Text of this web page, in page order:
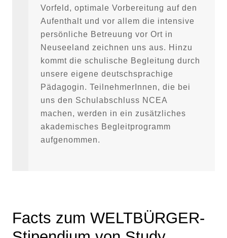
Vorfeld, optimale Vorbereitung auf den
Aufenthalt und vor allem die intensive
persönliche Betreuung vor Ort in
Neuseeland zeichnen uns aus. Hinzu
kommt die schulische Begleitung durch
unsere eigene deutschsprachige
Pädagogin. TeilnehmerInnen, die bei
uns den Schulabschluss NCEA
machen, werden in ein zusätzliches
akademisches Begleitprogramm
aufgenommen.
Facts zum WELTBÜRGER-